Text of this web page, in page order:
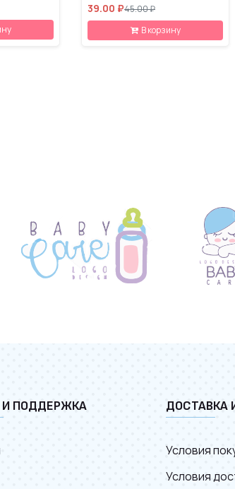
39.00 ₽45.00 ₽
В корзину
И ПОДДЕРЖКА ДОСТАВКА
Условия
Условия